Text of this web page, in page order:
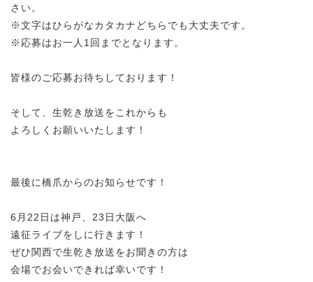
さい。
※文字はひらがなカタカナどちらでも大丈夫です。
※応募はお一人1回までとなります。
皆様のご応募お待ちしております！
そして、生乾き放送をこれからも
よろしくお願いいたします！
最後に橋爪からのお知らせです！
6月22日は神戸、23日大阪へ
遠征ライブをしに行きます！
ぜひ関西で生乾き放送をお聞きの方は
会場でお会いできれば幸いです！